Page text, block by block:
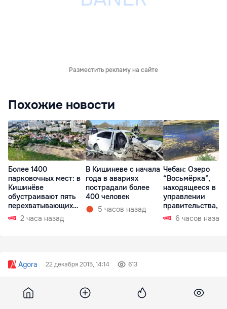
Разместить рекламу на сайте
Похожие новости
Более 1400
парковочных мест: в
Кишинёве
обустраивают пять
перехватывающих
парковок
2 часа назад
В Кишиневе с начала
года в авариях
пострадали более
400 человек
5 часов назад
Чебан: Озеро
“Восьмёрка”,
находящееся в
управлении
правительства, в
запустении
6 часов назад
Agora 22 декабря 2015, 14:14 613
BBC: Tot mai mulți căței, dăruiți
de Crăciun în Marea Britanie,